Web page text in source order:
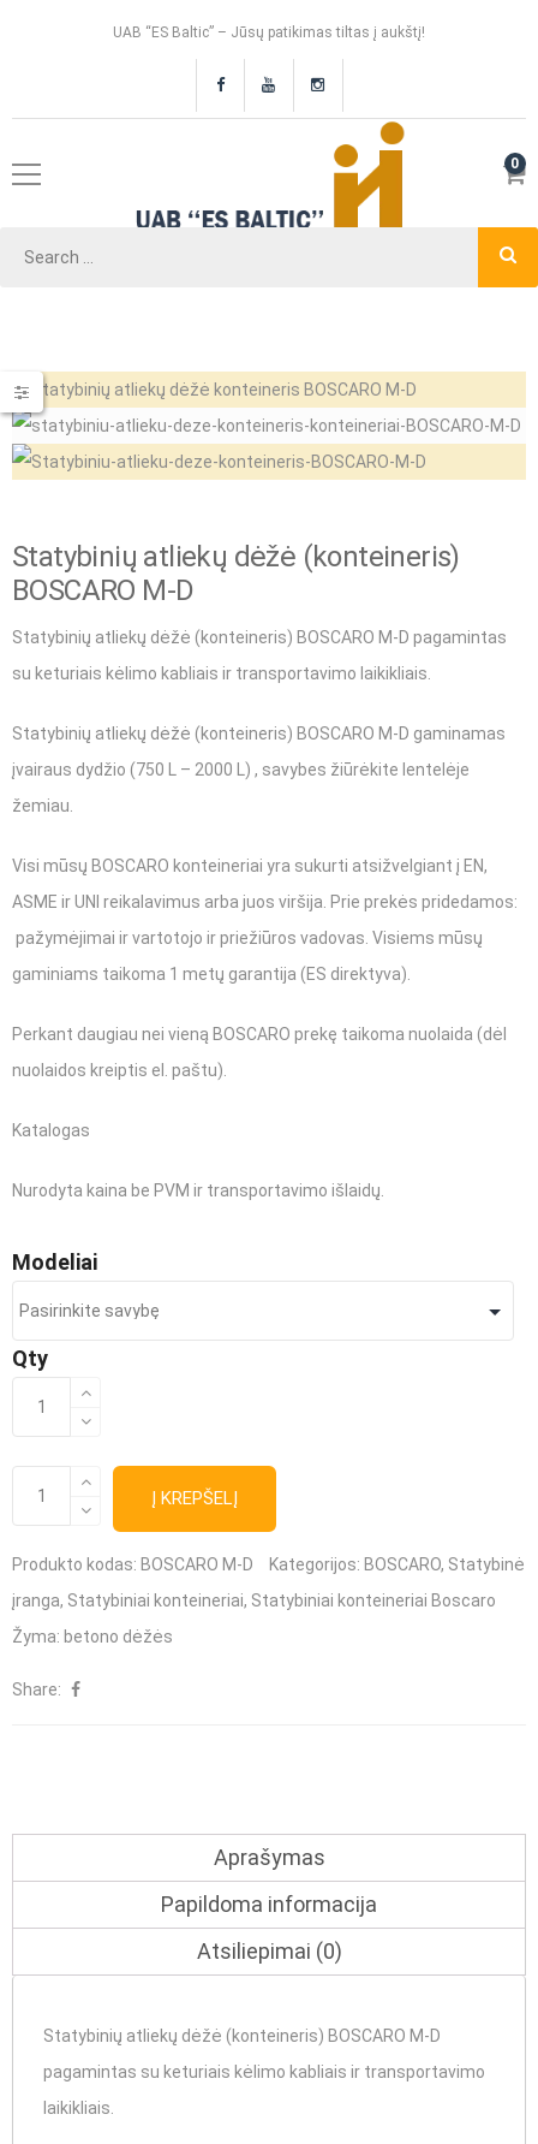
UAB “ES Baltic” – Jūsų patikimas tiltas į aukštį!
0
Statybinių atliekų dėžė (konteineris)
BOSCARO M-D
Statybinių atliekų dėžė (konteineris) BOSCARO M-D pagamintas
su keturiais kėlimo kabliais ir transportavimo laikikliais.
Statybinių atliekų dėžė (konteineris) BOSCARO M-D gaminamas
įvairaus dydžio (750 L – 2000 L) , savybes žiūrėkite lentelėje
žemiau.
Visi mūsų BOSCARO konteineriai yra sukurti atsižvelgiant į EN,
ASME ir UNI reikalavimus arba juos viršija. Prie prekės pridedamos:
pažymėjimai ir vartotojo ir priežiūros vadovas. Visiems mūsų
gaminiams taikoma 1 metų garantija (ES direktyva).
Perkant daugiau nei vieną BOSCARO prekę taikoma nuolaida (dėl
nuolaidos kreiptis el. paštu).
Katalogas
Nurodyta kaina be PVM ir transportavimo išlaidų.
Modeliai
Qty
produkto
Statybinių
atliekų
(konteineris)
BOSCARO
M-
D
produkto
kiekis:
Statybinių
atliekų
(konteineris)
BOSCARO
M-
D
Į KREPŠELĮ
Produkto kodas: BOSCARO M-D Kategorijos: BOSCARO, Statybinė
įranga, Statybiniai konteineriai, Statybiniai konteineriai Boscaro
Žyma: betono dėžės
Share:
Aprašymas
Papildoma informacija
Atsiliepimai (0)
Statybinių atliekų dėžė (konteineris) BOSCARO M-D
pagamintas su keturiais kėlimo kabliais ir transportavimo
laikikliais.